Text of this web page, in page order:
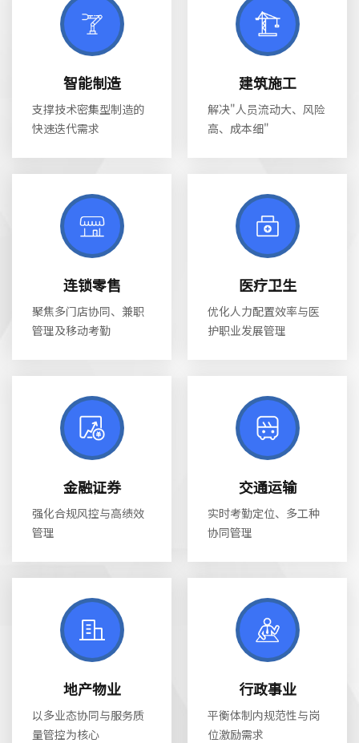
智能制造
支撑技术密集型制造的
快速迭代需求
建筑施工
解决"人员流动大、风险
高、成本细"
连锁零售
聚焦多门店协同、兼职
管理及移动考勤
医疗卫生
优化人力配置效率与医
护职业发展管理
金融证券
强化合规风控与高绩效
管理
交通运输
实时考勤定位、多工种
协同管理
地产物业
以多业态协同与服务质
量管控为核心
行政事业
平衡体制内规范性与岗
位激励需求